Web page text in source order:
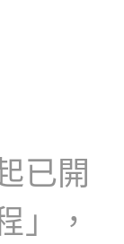
已開
」，